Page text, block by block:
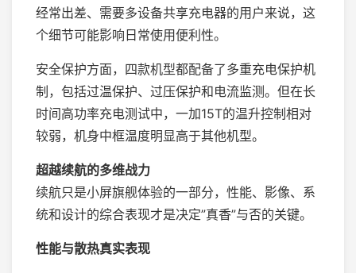
经常出差、需要多设备共享充电器的用户来说，这
个细节可能影响日常使用便利性。
安全保护方面，四款机型都配备了多重充电保护机
制，包括过温保护、过压保护和电流监测。但在长
时间高功率充电测试中，一加15T的温升控制相对
较弱，机身中框温度明显高于其他机型。
超越续航的多维战力
续航只是小屏旗舰体验的一部分，性能、影像、系
统和设计的综合表现才是决定”真香”与否的关键。
性能与散热真实表现